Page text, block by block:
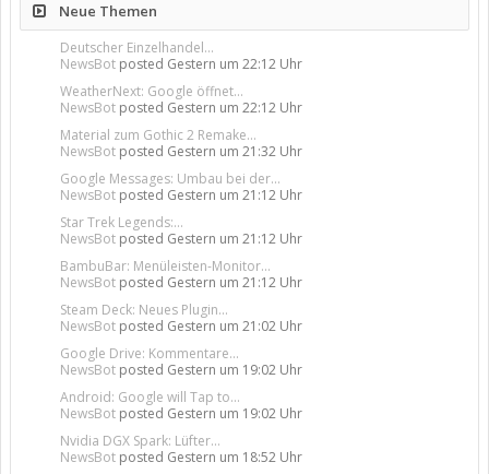
Neue Themen
Deutscher Einzelhandel...
NewsBot posted Gestern um 22:12 Uhr
WeatherNext: Google öffnet...
NewsBot posted Gestern um 22:12 Uhr
Material zum Gothic 2 Remake...
NewsBot posted Gestern um 21:32 Uhr
Google Messages: Umbau bei der...
NewsBot posted Gestern um 21:12 Uhr
Star Trek Legends:...
NewsBot posted Gestern um 21:12 Uhr
BambuBar: Menüleisten-Monitor...
NewsBot posted Gestern um 21:12 Uhr
Steam Deck: Neues Plugin...
NewsBot posted Gestern um 21:02 Uhr
Google Drive: Kommentare...
NewsBot posted Gestern um 19:02 Uhr
Android: Google will Tap to...
NewsBot posted Gestern um 19:02 Uhr
Nvidia DGX Spark: Lüfter...
NewsBot posted Gestern um 18:52 Uhr